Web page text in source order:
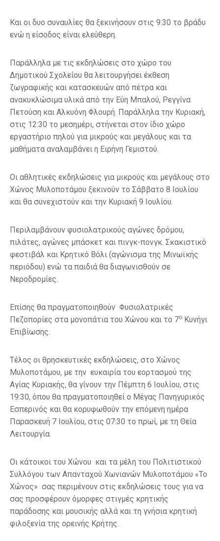
Και οι δυο συναυλίες θα ξεκινήσουν στις 9:30 το βράδυ
ενώ η είσοδος είναι ελεύθερη.
Παράλληλα με τις εκδηλώσεις στο χώρο του
Δημοτικού Σχολείου θα λειτουργήσει έκθεση
ζωγραφικής και κατασκευών από πέτρα και
ανακυκλώσιμα υλικά από την Εύη Μπαλού, Ρεγγίνα
Πετούση και Αλκυόνη Φλουρή. Παράλληλα την Κυριακή,
στις 12:30 το μεσημέρι, στήνεται στον ίδιο χώρο
εργαστήριο πηλού για μικρούς και μεγάλους και τα
μαθήματα αναλαμβάνει η Ειρήνη Γεμιστού.
Οι αθλητικές εκδηλώσεις για μικρούς και μεγάλους στο
Χώνος Μυλοποτάμου ξεκινούν το Σάββατο 8 Ιουλίου
και θα συνεχιστούν και την Κυριακή 9 Ιουλίου.
Περιλαμβάνουν φυσιολατρικούς αγώνες δρόμου,
πιλάτες, αγώνες μπάσκετ και πινγκ-πονγκ. Σκακιστικό
φεστιβάλ και Κρητικό Βόλι (αγώνισμα της Μινωϊκής
περιόδου) ενώ τα παιδιά θα διαγωνισθούν σε
Νεροδρομίες.
Επίσης θα πραγματοποιηθούν Φυσιολατρικές
Πεζοπορίες στα μονοπάτια του Χώνου και το 7ο Κυνήγι
Επιβίωσης.
Τέλος οι θρησκευτικές εκδηλώσεις, στο Χώνος
Μυλοποτάμου, με την ευκαιρία του εορτασμού της
Αγίας Κυριακής, θα γίνουν την Πέμπτη 6 Ιουλίου, στις
19:30, όπου θα πραγματοποιηθεί ο Μέγας Πανηγυρικός
Εσπερινός και θα κορυφωθούν την επόμενη ημέρα
Παρασκευή 7 Ιουλίου, στις 07:30 το πρωί, με τη Θεία
Λειτουργία.
Οι κάτοικοι του Χώνου και τα μέλη του Πολιτιστικού
Συλλόγου των Απανταχού Χωνιανών Μυλοποτάμου «Το
Χώνος» σας περιμένουν στις εκδηλώσεις τους για να
σας προσφέρουν όμορφες στιγμές κρητικής
παράδοσης και μουσικής αλλά και τη γνήσια κρητική
φιλοξενία της ορεινής Κρήτης.